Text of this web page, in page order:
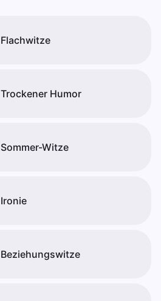
Flachwitze
Trockener Humor
Sommer-Witze
Ironie
Beziehungswitze